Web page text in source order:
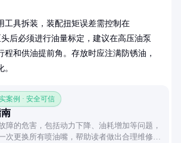
工具拆装，装配扭矩误差需控制在
后必须进行油量标定，建议在高压油泵
程和供油提前角。存放时应注满防锈油，
案例 · 安全可信
障的危害，包括动力下降、油耗增加等问题，
次更换所有喷油嘴，帮助读者做出合理维修决